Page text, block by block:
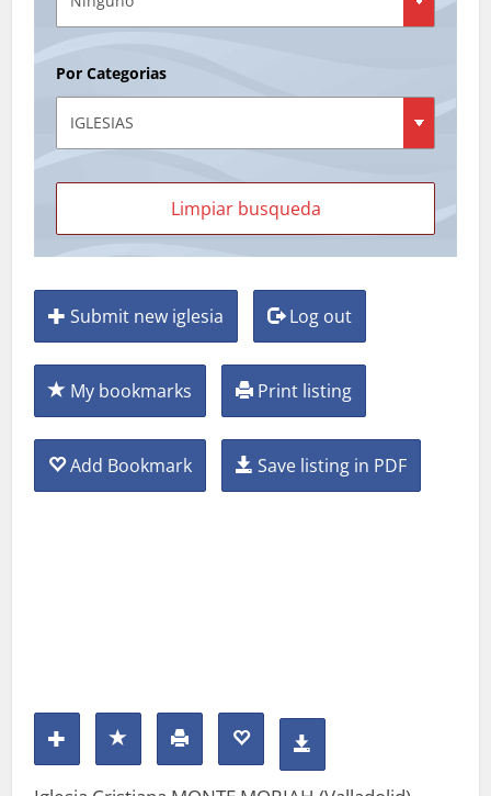
Por Categorias
Submit new iglesia Log out
My bookmarks Print listing
Add Bookmark Save listing in PDF